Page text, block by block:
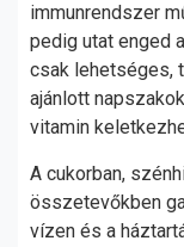
immunrendszer
pedig utat enged
csak lehetséges,
ajánlott
vitamin
A cukorban,
összetevőkben
vízen és a